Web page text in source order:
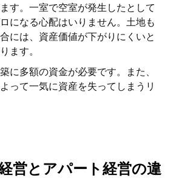
す。一室で空室が発生したとして
になる心配はいりません。土地も
には、資産価値が下がりにくいと
ます。
に多額の資金が必要です。また、
って一気に資産を失ってしまうリ
営とアパート経営の違